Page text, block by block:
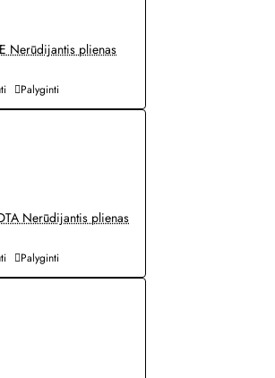
Nerūdijantis plienas
Palyginti
Nerūdijantis plienas
Palyginti